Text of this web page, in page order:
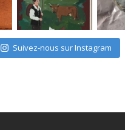
Suivez-nous sur Instagram